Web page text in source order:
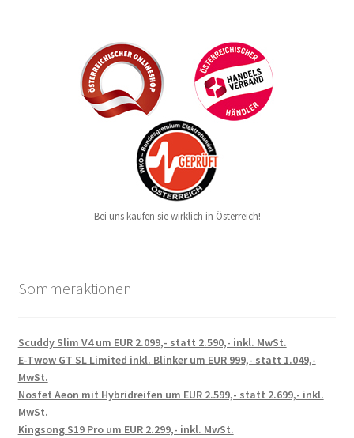
Bei uns kaufen sie wirklich in Österreich!
Sommeraktionen
Scuddy Slim V4 um EUR 2.099,- statt 2.590,- inkl. MwSt.
E-Twow GT SL Limited inkl. Blinker um EUR 999,- statt 1.049,-
MwSt.
Nosfet Aeon mit Hybridreifen um EUR 2.599,- statt 2.699,- inkl.
MwSt.
Kingsong S19 Pro um EUR 2.299,- inkl. MwSt.